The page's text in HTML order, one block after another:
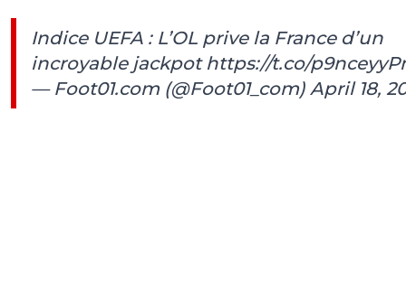
Indice UEFA : L’OL prive la France d’un
incroyable jackpot https://t.co/
— Foot01.com (@Foot01_com) April 18,